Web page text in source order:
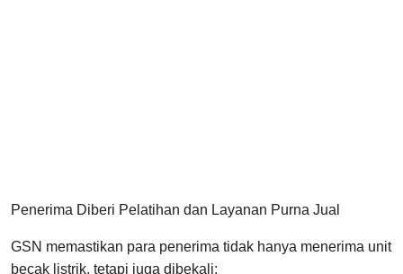
Penerima Diberi Pelatihan dan Layanan Purna Jual
GSN memastikan para penerima tidak hanya menerima unit
becak listrik, tetapi juga dibekali: